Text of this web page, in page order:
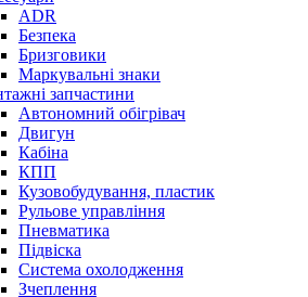
ADR
Безпека
Бризговики
Маркувальні знаки
запчастини
Автономний обігрівач
Двигун
Кабіна
КПП
Кузовобудування, пластик
Рульове управління
Пневматика
Підвіска
Система охолодження
Зчеплення